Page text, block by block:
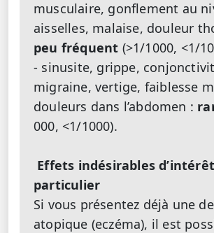
musculaire, gonflement au
aisselles, malaise, douleur
peu fréquent (>1/1000, <1/
- sinusite, grippe,
migraine, vertige, faiblesse
douleurs dans l’abdomen :
000, <1/1000).
Effets indésirables d’intérêt
particulier
Si vous présentez déjà une
atopique (eczéma), il est